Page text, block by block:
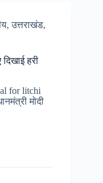
,उत्तराखंड,
हरी
for litchi
मोदी